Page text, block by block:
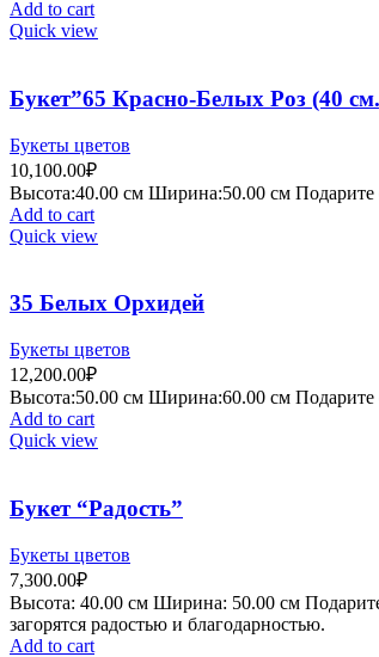
Add to cart
Quick view
Букет”65 Красно-Белых Роз (40
Букеты цветов
10,100.00₽
Высота:40.00 см Ширина:50.00 см Подарите
Add to cart
Quick view
35 Белых Орхидей
Букеты цветов
12,200.00₽
Высота:50.00 см Ширина:60.00 см Подарите
Add to cart
Quick view
Букет “Радость”
Букеты цветов
7,300.00₽
Высота: 40.00 см Ширина: 50.00 см
загорятся радостью и благодарностью.
Add to cart